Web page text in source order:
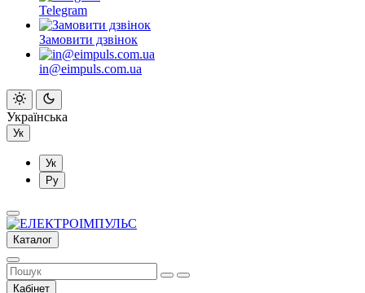
Telegram
Замовити дзвінок
in@eimpuls.com.ua
Українська
Ук
Ук
Ру
Каталог
Кабінет